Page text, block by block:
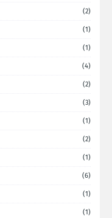
(2)
(1)
(1)
(4)
(2)
(3)
(1)
(2)
(1)
(6)
(1)
(1)